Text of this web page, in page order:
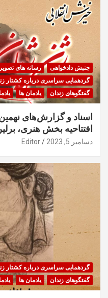
جنبش دادخواهی رسانه های
گردهمایی سراسری درباره کشتار
گفتگوهای زندان
یادمان ها
اسناد و گزارش‌های
افتتاحیه بخش هنری، برلین ۲۹ سپتامبر
دسامبر 5, 2023 Editor
گردهمایی سراسری درباره کشتار
گفتگوهای زندان
یادمان ها